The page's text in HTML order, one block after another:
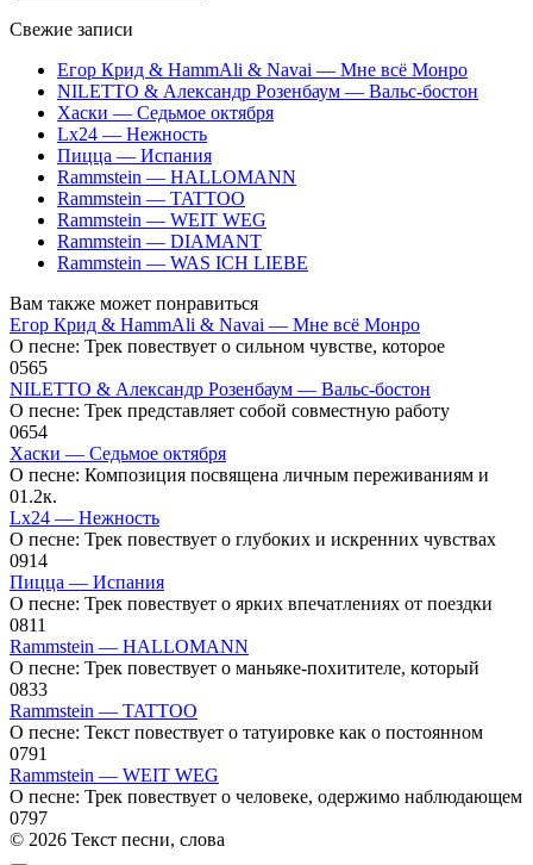
Свежие записи
Егор Крид & HammAli & Navai — Мне всё Монро
NILETTO & Александр Розенбаум — Вальс-бостон
Хаски — Седьмое октября
Lx24 — Нежность
Пицца — Испания
Rammstein — HALLOMANN
Rammstein — TATTOO
Rammstein — WEIT WEG
Rammstein — DIAMANT
Rammstein — WAS ICH LIEBE
Вам также может понравиться
Егор Крид & HammAli & Navai — Мне всё Монро
О песне: Трек повествует о сильном чувстве, которое
0565
NILETTO & Александр Розенбаум — Вальс-бостон
О песне: Трек представляет собой совместную работу
0654
Хаски — Седьмое октября
О песне: Композиция посвящена личным переживаниям и
01.2к.
Lx24 — Нежность
О песне: Трек повествует о глубоких и искренних чувствах
0914
Пицца — Испания
О песне: Трек повествует о ярких впечатлениях от поездки
0811
Rammstein — HALLOMANN
О песне: Трек повествует о маньяке-похитителе, который
0833
Rammstein — TATTOO
О песне: Текст повествует о татуировке как о постоянном
0791
Rammstein — WEIT WEG
О песне: Трек повествует о человеке, одержимо наблюдающем
0797
© 2026 Текст песни, слова